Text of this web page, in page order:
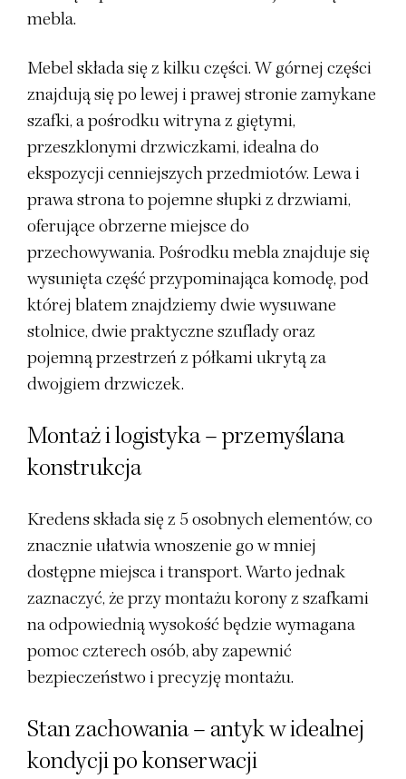
mebla.
Mebel składa się z kilku części. W górnej części
znajdują się po lewej i prawej stronie zamykane
szafki, a pośrodku witryna z giętymi,
przeszklonymi drzwiczkami, idealna do
ekspozycji cenniejszych przedmiotów. Lewa i
prawa strona to pojemne słupki z drzwiami,
oferujące obrzerne miejsce do
przechowywania. Pośrodku mebla znajduje się
wysunięta część przypominająca komodę, pod
której blatem znajdziemy dwie wysuwane
stolnice, dwie praktyczne szuflady oraz
pojemną przestrzeń z półkami ukrytą za
dwojgiem drzwiczek.
Montaż i logistyka – przemyślana
konstrukcja
Kredens składa się z 5 osobnych elementów, co
znacznie ułatwia wnoszenie go w mniej
dostępne miejsca i transport. Warto jednak
zaznaczyć, że przy montażu korony z szafkami
na odpowiednią wysokość będzie wymagana
pomoc czterech osób, aby zapewnić
bezpieczeństwo i precyzję montażu.
Stan zachowania – antyk w idealnej
kondycji po konserwacji